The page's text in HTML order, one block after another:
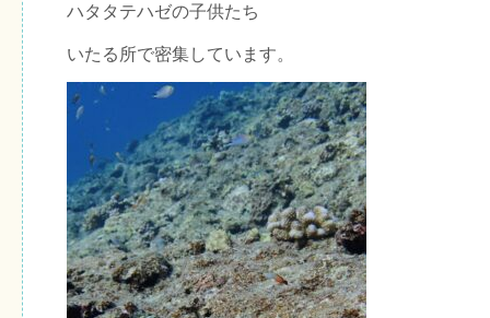
ハタタテハゼの子供たち
いたる所で密集しています。